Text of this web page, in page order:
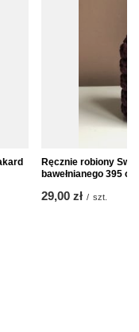
Ręcznie robiony
bawełnianego 395
29,00 zł / szt.